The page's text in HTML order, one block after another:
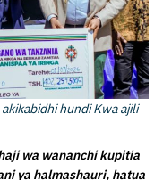
hundi Kwa ajili
wa wananchi kupitia
ya halmashauri, hatua